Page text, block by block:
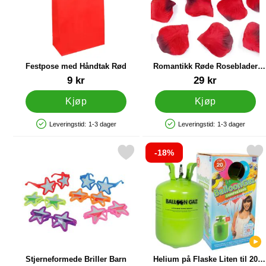
Festpose med Håndtak Rød
Varenummer 86968
9 kr
Kjøp
Produkttilgjengelighet: På lager
Leveringstid: 1-3 dager
Romantikk Røde Roseblader
Konfetti
Varenummer 12387
29 kr
Kjøp
Produkttilgjengelighet: På lager
Leveringstid: 1-3 dager
Stjerneformede Briller Barn
Merk stjerneformede Briller Barn som favoritt
-18%
Helium på Flaske Liten til 20
Merk helium på Flaske Liten til 20
Merk